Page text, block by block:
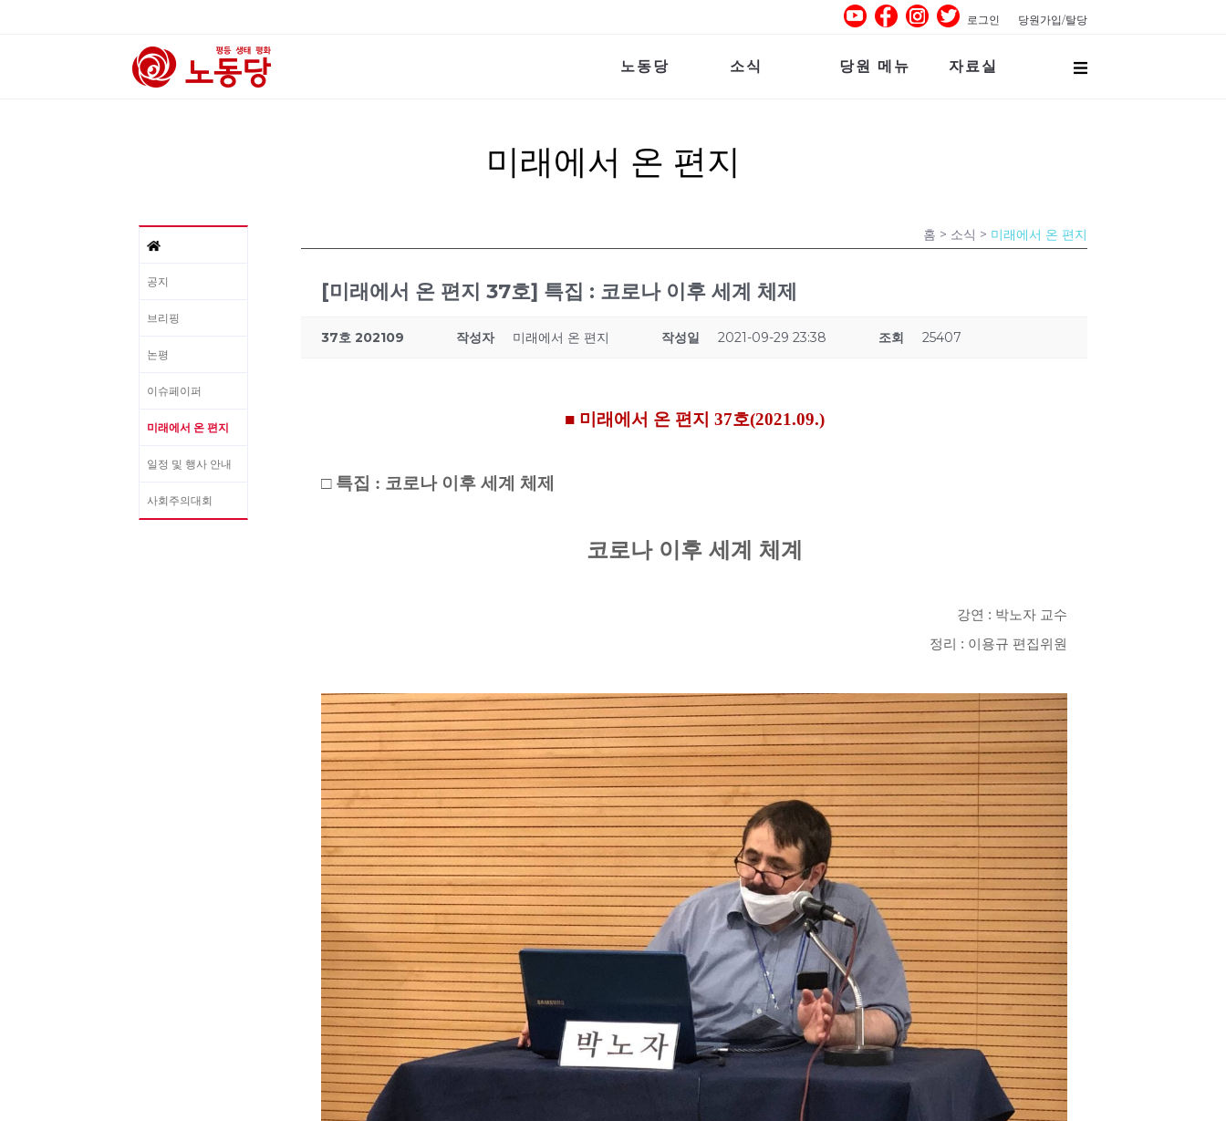
로그인 당원가입/탈당
노동당 소식 당원 메뉴 자료실
미래에서 온 편지
공지
브리핑
논평
이슈페이퍼
미래에서 온 편지
일정 및 행사 안내
사회주의대회
홈 > 소식 > 미래에서 온 편지
[미래에서 온 편지 37호] 특집 : 코로나 이후 세계 체제
37호 202109 작성자 미래에서 온 편지 작성일 2021-09-29 23:38 조회 25407
■ 미래에서 온 편지 37호(2021.09.)
□ 특집 : 코로나 이후 세계 체제
코로나 이후 세계 체계
강연 : 박노자 교수
정리 : 이용규 편집위원